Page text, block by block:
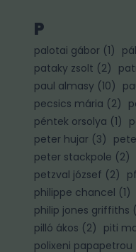
P
palotai gábor (1)
pataky zsolt (2)
paul almasy (10)
pecsics mária (2)
péntek orsolya (1)
peter hujar (3)
peter stackpole (2)
petzval józsef (2)
philippe chancel (1)
philip jones griffiths (
pilló ákos (2) piti
polixeni papapetrou